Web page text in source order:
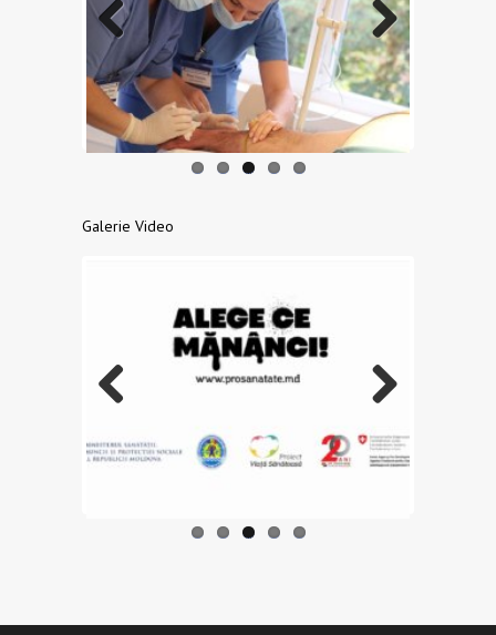
Previo
us
Next
Galerie Video
us